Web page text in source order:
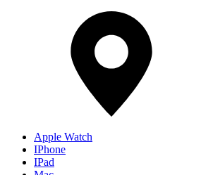
Apple Watch
IPhone
IPad